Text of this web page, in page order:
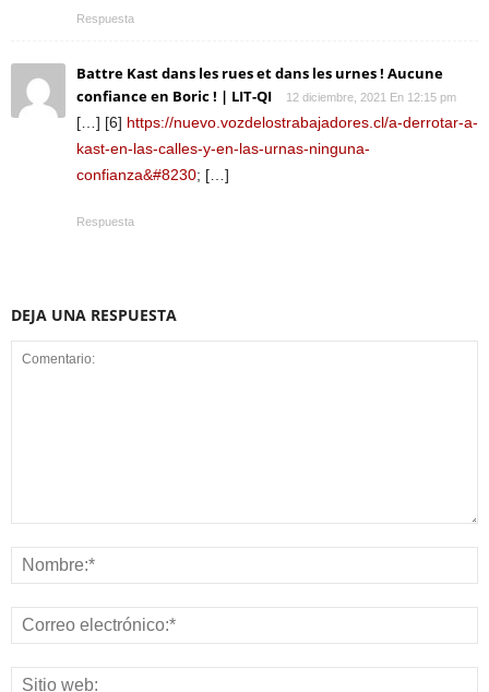
Respuesta
Battre Kast dans les rues et dans les urnes ! Aucune
confiance en Boric ! | LIT-QI
12 diciembre, 2021 En 12:15 pm
[…] [6] https://nuevo.vozdelostrabajadores.cl/a-derrotar-a-
kast-en-las-calles-y-en-las-urnas-ninguna-
confianza&#8230; […]
Respuesta
DEJA UNA RESPUESTA